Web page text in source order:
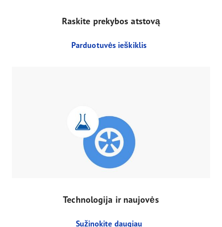
Raskite prekybos atstovą
Parduotuvės ieškiklis
Technologija ir naujovės
Sužinokite daugiau